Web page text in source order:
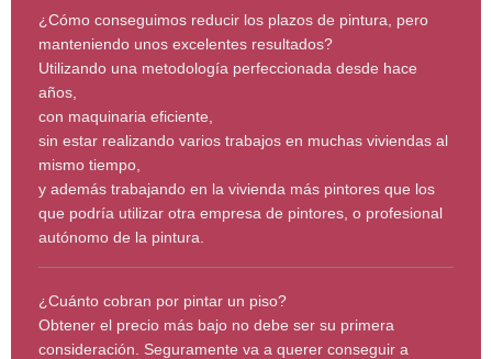
¿Cómo conseguimos reducir los plazos de pintura, pero
manteniendo unos excelentes resultados?
Utilizando una metodología perfeccionada desde hace
años,
con maquinaria eficiente,
sin estar realizando varios trabajos en muchas viviendas al
mismo tiempo,
y además trabajando en la vivienda más pintores que los
que podría utilizar otra empresa de pintores, o profesional
autónomo de la pintura.
¿Cuánto cobran por pintar un piso?
Obtener el precio más bajo no debe ser su primera
consideración. Seguramente va a querer conseguir a